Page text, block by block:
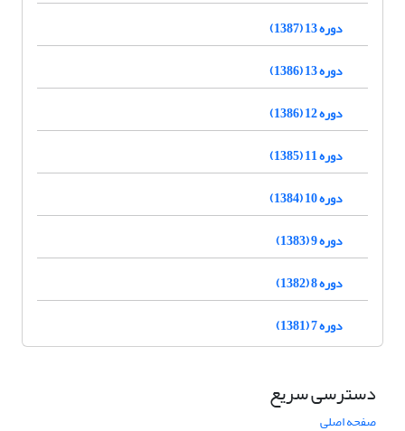
دوره 13 (1387)
دوره 13 (1386)
دوره 12 (1386)
دوره 11 (1385)
دوره 10 (1384)
دوره 9 (1383)
دوره 8 (1382)
دوره 7 (1381)
دسترسی سریع
صفحه اصلی